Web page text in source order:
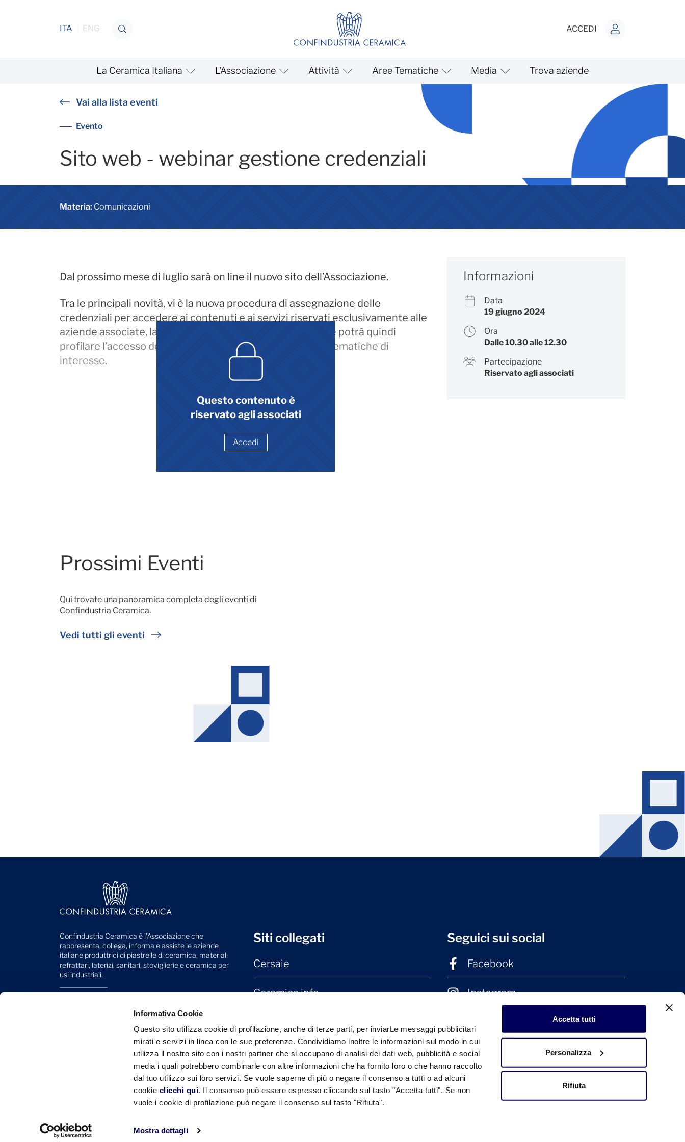
Informativa Cookie
Questo sito utilizza cookie di profilazione, anche di terze parti, per inviarLe messaggi pubblicitari
mirati e servizi in linea con le sue preferenze. Condividiamo inoltre le informazioni sul modo in cui
utilizza il nostro sito con i nostri partner che si occupano di analisi dei dati web, pubblicità e social
media i quali potrebbero combinarle con altre informazioni che ha fornito loro o che hanno raccolto
dal tuo utilizzo sui loro servizi. Se vuole saperne di più o negare il consenso a tutti o ad alcuni
cookie clicchi qui. Il consenso può essere espresso cliccando sul tasto "Accetta tutti". Se non
vuole i cookie di profilazione può negare il consenso sul tasto "Rifiuta".
Mostra dettagli
Accetta tutti
Personalizza
Rifiuta
ITA ENG ACCEDI
La Ceramica Italiana L'Associazione Attività Aree Tematiche Media Trova aziende
Sito Web - webinar gestione credenziali
Vai alla lista eventi
Evento
Sito web - webinar gestione credenziali
Materia: Comunicazioni
Questo contenuto è
riservato agli associati
Accedi
Dal prossimo mese di luglio sarà on line il nuovo sito dell’Associazione.
Tra le principali novità, vi è la nuova procedura di assegnazione delle
credenziali per accedere ai contenuti e ai servizi riservati esclusivamente alle
aziende associate, la cui gestione è in capo all’ azienda che potrà quindi
profilare l’accesso dei propri dipendenti in base alle aree tematiche di
interesse.
Informazioni
Data
19 giugno 2024
Ora
Dalle 10.30 alle 12.30
Partecipazione
Riservato agli associati
Prossimi Eventi
Qui trovate una panoramica completa degli eventi di
Confindustria Ceramica.
Vedi tutti gli eventi
Confindustria Ceramica è l'Associazione che
rappresenta, collega, informa e assiste le aziende
italiane produttrici di piastrelle di ceramica, materiali
refrattari, laterizi, sanitari, stoviglierie e ceramica per
usi industriali.
41049 Sassuolo (MO) - Italy
info@confindustriaceramica.it
confindustriaceramicaarealavoro@legalmail.it
Siti collegati
Cersaie
Ceramica.info
Laterizio.it
Seguici sui social
Facebook
Instagram